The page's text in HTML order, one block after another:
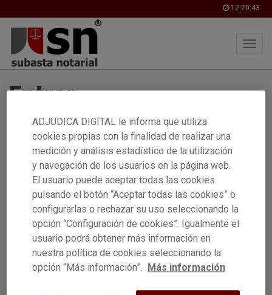
12:20:43
Entrar
Identificación
Contraseña
ADJUDICA DIGITAL le informa que utiliza
cookies propias con la finalidad de realizar una
medición y análisis estadístico de la utilización
y navegación de los usuarios en la página web.
El usuario puede aceptar todas las cookies
pulsando el botón “Aceptar todas las cookies” o
configurarlas o rechazar su uso seleccionando la
opción “Configuración de cookies”. Igualmente el
usuario podrá obtener más información en
nuestra política de cookies seleccionando la
opción “Más información”. Más información